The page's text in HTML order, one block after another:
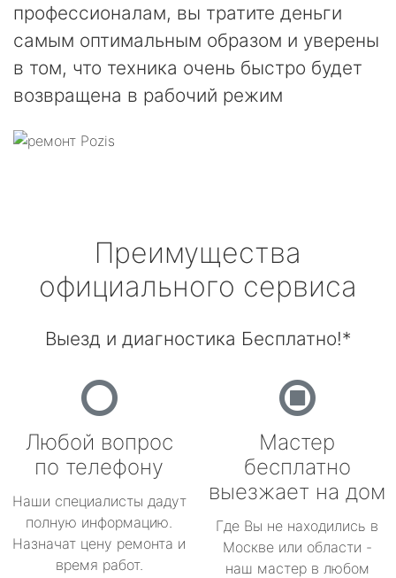
профессионалам, вы тратите деньги
самым оптимальным образом и уверены
в том, что техника очень быстро будет
возвращена в рабочий режим
Преимущества
официального сервиса
Выезд и диагностика Бесплатно!*
Любой вопрос
по телефону
Наши специалисты дадут
полную информацию.
Назначат цену ремонта и
время работ.
Мастер
бесплатно
выезжает на дом
Где Вы не находились в
Москве или области -
наш мастер в любом